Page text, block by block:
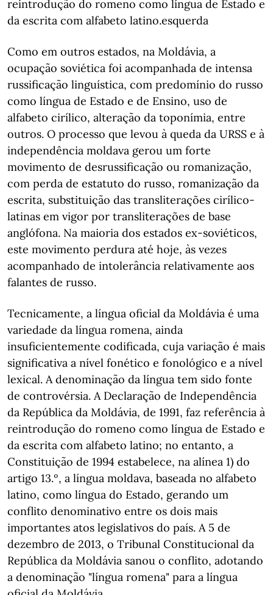
reintrodução do romeno como língua de Estado e
da escrita com alfabeto latino.esquerda
Como em outros estados, na Moldávia, a
ocupação soviética foi acompanhada de intensa
russificação linguística, com predomínio do russo
como língua de Estado e de Ensino, uso de
alfabeto cirílico, alteração da toponímia, entre
outros. O processo que levou à queda da URSS e à
independência moldava gerou um forte
movimento de desrussificação ou romanização,
com perda de estatuto do russo, romanização da
escrita, substituição das transliterações cirílico-
latinas em vigor por transliterações de base
anglófona. Na maioria dos estados ex-soviéticos,
este movimento perdura até hoje, às vezes
acompanhado de intolerância relativamente aos
falantes de russo.
Tecnicamente, a língua oficial da Moldávia é uma
variedade da língua romena, ainda
insuficientemente codificada, cuja variação é mais
significativa a nível fonético e fonológico e a nível
lexical. A denominação da língua tem sido fonte
de controvérsia. A Declaração de Independência
da República da Moldávia, de 1991, faz referência à
reintrodução do romeno como língua de Estado e
da escrita com alfabeto latino; no entanto, a
Constituição de 1994 estabelece, na alínea 1) do
artigo 13.º, a língua moldava, baseada no alfabeto
latino, como língua do Estado, gerando um
conflito denominativo entre os dois mais
importantes atos legislativos do país. A 5 de
dezembro de 2013, o Tribunal Constitucional da
República da Moldávia sanou o conflito, adotando
a denominação "língua romena" para a língua